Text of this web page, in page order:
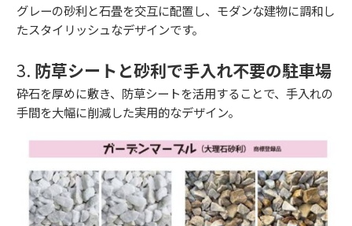
グレーの砂利と石畳を交互に配置し、モダンな建物に調和し
たスタイリッシュなデザインです。
3. 防草シートと砂利で手入れ不要の駐車場
砕石を厚めに敷き、防草シートを活用することで、手入れの
手間を大幅に削減した実用的なデザイン。